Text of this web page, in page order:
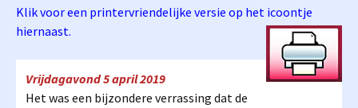
Klik voor een printervriendelijke versie op het icoontje
hiernaast.
Vrijdagavond 5 april 2019
Het was een bijzondere verrassing dat de